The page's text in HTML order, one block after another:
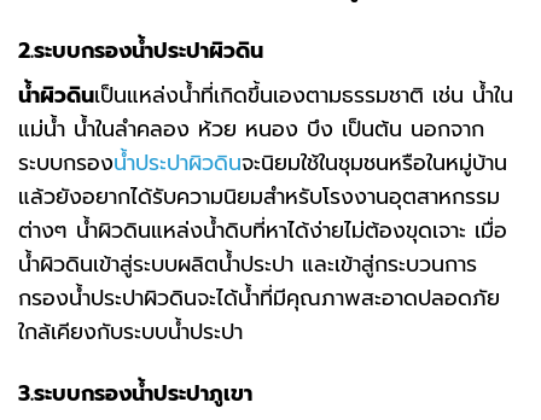
2.ระบบกรองน้ำประปาผิวดิน
น้ำผิวดินเป็นแหล่งน้ำที่เกิดขึ้นเองตามธรรมชาติ เช่น น้ำใน
แม่น้ำ น้ำในลำคลอง ห้วย หนอง บึง เป็นต้น นอกจาก
ระบบกรองน้ำประปาผิวดินจะนิยมใช้ในชุมชนหรือในหมู่บ้าน
แล้วยังอยากได้รับความนิยมสำหรับโรงงานอุตสาหกรรม
ต่างๆ น้ำผิวดินแหล่งน้ำดิบที่หาได้ง่ายไม่ต้องขุดเจาะ เมื่อ
น้ำผิวดินเข้าสู่ระบบผลิตน้ำประปา และเข้าสู่กระบวนการ
กรองน้ำประปาผิวดินจะได้น้ำที่มีคุณภาพสะอาดปลอดภัย
ใกล้เคียงกับระบบน้ำประปา
3.ระบบกรองน้ำประปาภูเขา